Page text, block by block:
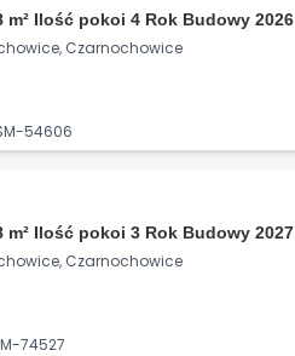
m² Ilość pokoi 4 Rok Budowy 2026
Czarnochowice
54606
m² Ilość pokoi 3 Rok Budowy 2027
Czarnochowice
74527